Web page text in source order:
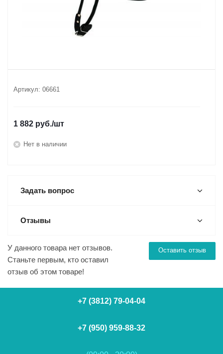
Артикул: 06661
1 882 руб./шт
Нет в наличии
Задать вопрос
Отзывы
Оставить отзыв
У данного товара нет отзывов.
Станьте первым, кто оставил
отзыв об этом товаре!
+7 (3812) 79-04-04
+7 (950) 959-88-32